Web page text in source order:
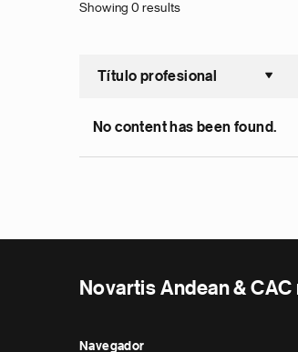
Showing 0 results
Título profesional
No content has been found.
Novartis Andean &
Navegador